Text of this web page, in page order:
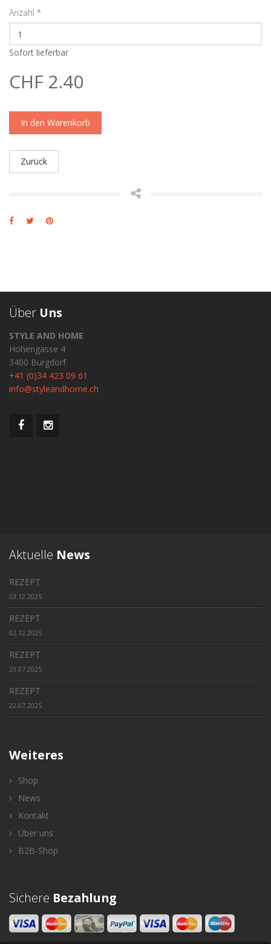
Anzahl *
Sofort lieferbar
CHF 2.40
In den Warenkorb
Zurück
Über Uns
STYLE AND HOME
Hohengasse 4
3400 Burgdorf
+41 (0)34 423 09 61
info@styleandhome.ch
Aktuelle News
REZEPT
03.12.2025
REZEPT
02.12.2025
REZEPT
23.07.2025
REZEPT
22.07.2025
Weiteres
Shop
News
Kontakt
Über uns
B2B-Shop
Sichere Bezahlung